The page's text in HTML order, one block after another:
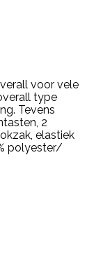
voor vele
type
Tevens
2
elastiek
polyester/